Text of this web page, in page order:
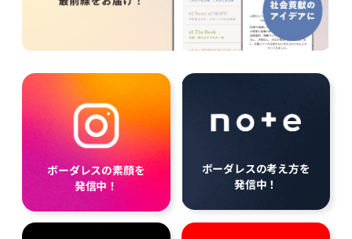
ボーダレスの素顔を
発信中！
ボーダレスの考え方を
発信中！